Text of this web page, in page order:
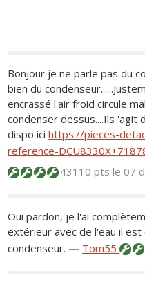
Bonjour je ne parle pas du
bien du
encrassé l'air froid circule
condenser dessus....Ils 'agit
dispo icihttps://pieces-
reference-
43110 ptsle 07
Oui pardon, je l'ai
extérieur avec de l'eau il est
condenseur. — Tom55